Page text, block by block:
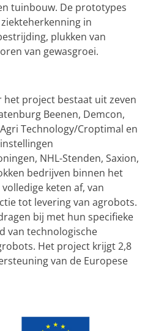
tuinbouw. De prototypes
in
plukken van
van gewasgroei.
project bestaat uit zeven
Beenen, Demcon,
Technology/Croptimal en
NHL-Stenden, Saxion,
bedrijven binnen het
keten af, van
tot levering van agrobots.
bij met hun specifieke
van technologische
Het project krijgt 2,8
van de Europese